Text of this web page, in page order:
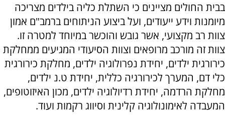
בבית החולים מציינים כי השתלת כליה בילדים מצריכה
מיומנות וידע ייעודים, ועל ביצוע הניתוחים ברמב"ם אמון
צוות רב מקצועי, אשר גובש והוכשר במיוחד למטרה זו.
צוות זה מורכב מרופאים וצוות הסיעודי המגיעים ממחלקת
כירורגית ילדים, יחידת נפרולוגיה ילדים, מחלקת כירורגית
כלי דם, המערך לכירורגיה כללית, יחידת ט.נ ילדים,
מחלקת הרדמה, יחידת רדיולוגיה ילדים, מכון האיזוטופים,
המעבדה לאימונולוגיה קלינית וסיווג רקמות ועוד.